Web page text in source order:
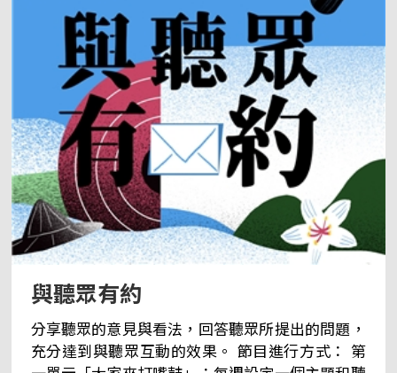
與聽眾有約
分享聽眾的意見與看法，回答聽眾所提出的問題，
充分達到與聽眾互動的效果。 節目進行方式： 第